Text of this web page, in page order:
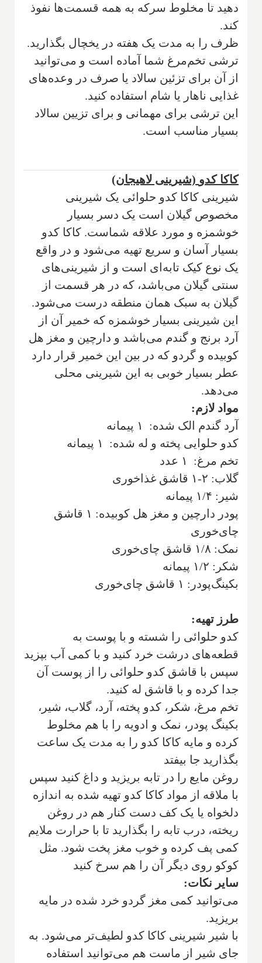
دهید تا مخلوط سرکه به همه قسمت‌ها نفوذ
کند.
ظرف را به مدت یک هفته در یخچال بگذارید.
ترشی تخم‌مرغ شما آماده است و می‌توانید
از آن برای تزئین سالاد یا صرف در وعده‌های
غذایی ناهار یا شام استفاده کنید.
این ترشی برای مهمانی و برای تزیین سالاد
بسیار مناسب است.
کاکا کدو (شیرینی لاهیجان)
شیرینی کاکا کدو حلوائی یک شیرینی
مخصوص گیلان است یک دسر بسیار
خوشمزه و مورد علاقه شماست. کاکا کدو
بسیار آسان و سریع تهیه می‌شود‌ و در واقع
یک نوع کیک تابه‌ای است و از شیرینی‌های
سنتی گیلان می‌باشد، که در هر قسمت از
گیلان به سبک همان منطقه درست می‌شود.
این شیرینی بسیار خوشمزه که خمیر آن از
آرد برنج و گندم می‌باشد و دارچین و مغز هل
کوبیده و گردو که در بین این خمیر قرار دارد
عطر بسیار خوبی به این شیرینی محلی
می‌دهد.
مواد لازم:
آرد گندم‌ الک شده: ۱ پیمانه
کدو حلوایی پخته و له شده: ۱ پیمانه
تخم مرغ: ۱ عدد
گلاب: ۲-۱ قاشق غذا‌خوری
شیر: ۱/۴ پیمانه
پودر دارچین و مغز هل کوبیده: ۱ قاشق
چای‌خوری
نمک: ۱/۸ قاشق چای‌خوری
شکر: ۱/۲ پیمانه
بکینگ‌پودر: ۱ قاشق چای‌خوری
طرز تهیه:
کدو حلوائی را شسته و با پوست به
قطعه‌های درشت خرد کنید و با کمی آب بپزید
سپس با قاشق کدو حلوائی را از پوست آن
جدا کرده و با قاشق له کنید.
تخم مرغ، شکر، کدو پخته، آرد، گلاب، شیر،
بکینگ پودر، نمک و ادویه را با هم مخلوط
کرده و مایه کاکا کدو را به مدت یک ساعت
بگذارید جا بیفتد
روغن مایع را در تابه بریزید و داغ کنید سپس
با ملاقه از مواد کاکا کدو تهیه شده به اندازه
دلخواه یا یک کف دست کنار هم در روغن
ریخته، درب تابه را بگذارید تا با حرارت ملایم
کمی پف کرده و خوب مغز پخت شود. مثل
کوکو روی دیگر آن را هم سرخ کنید
سایر نکات:
می‌توانید کمی مغز گردو خرد شده در مایه
بریزید‌.
با شیر شیرینی کاکا کدو لطیف‌تر می‌شود. به
جای شیر از ماست هم می‌توانید استفاده